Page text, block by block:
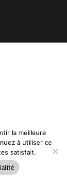
la meilleure
à utiliser ce
satisfait.